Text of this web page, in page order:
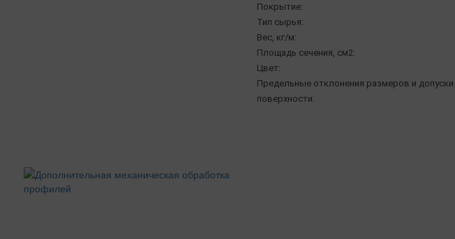
Покрытие:
Тип сырья:
Вес, кг/м:
Площадь сечения, см2:
Цвет:
Предельные отклонения размеров и
поверхности: